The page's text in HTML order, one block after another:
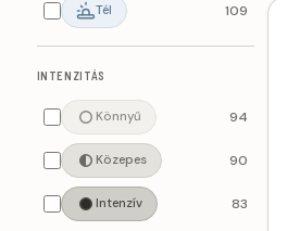
Tél 109
INTENZITÁS
Könnyű 94
Közepes 90
Intenzív 83